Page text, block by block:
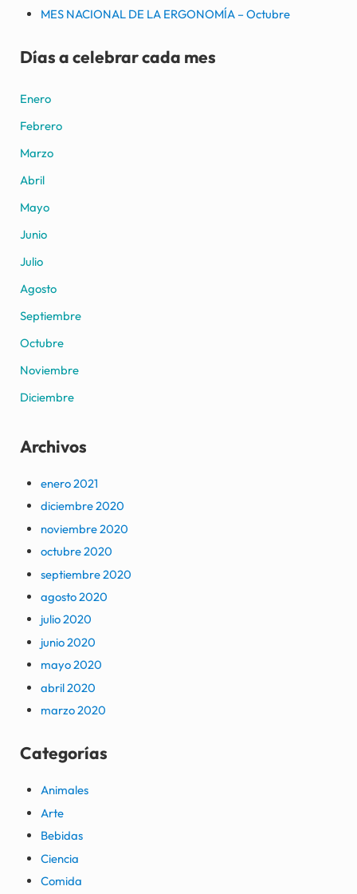
MES NACIONAL DE LA ERGONOMÍA – Octubre
Días a celebrar cada mes
Enero
Febrero
Marzo
Abril
Mayo
Junio
Julio
Agosto
Septiembre
Octubre
Noviembre
Diciembre
Archivos
enero 2021
diciembre 2020
noviembre 2020
octubre 2020
septiembre 2020
agosto 2020
julio 2020
junio 2020
mayo 2020
abril 2020
marzo 2020
Categorías
Animales
Arte
Bebidas
Ciencia
Comida